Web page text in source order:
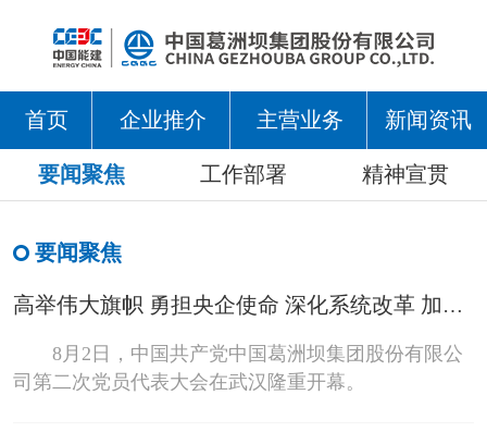
首页 企业推介 主营业务 新闻资讯
要闻聚焦 工作部署 精神宣贯
要闻聚焦
高举伟大旗帜 勇担央企使命 深化系统改革 加快四大转型 为全面建设世界一流工程企业而团结奋斗
8月2日，中国共产党中国葛洲坝集团股份有限公
司第二次党员代表大会在武汉隆重开幕。